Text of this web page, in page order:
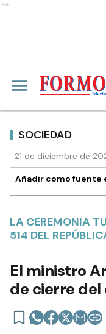
Ads
SOCIEDAD
21 de diciembre de
Añadir como fuente
LA CEREMONIA
514 DEL
El ministro
de cierre